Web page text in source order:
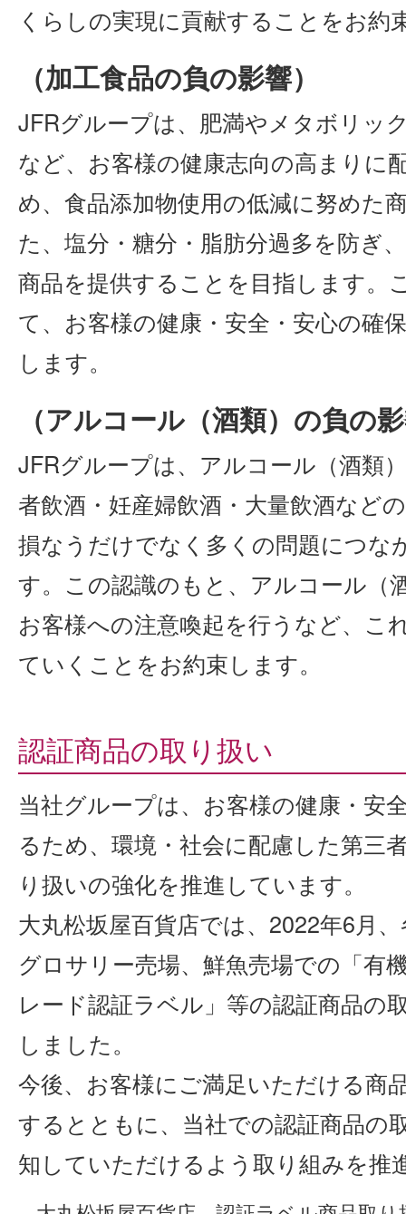
くらしの実現に貢献することをお約
（加工食品の負の影響）
JFRグループは、肥満やメタボリッ
など、お客様の健康志向の高まりに
め、食品添加物使用の低減に努めた
た、塩分・糖分・脂肪分過多を防ぎ
商品を提供することを目指します。
て、お客様の健康・安全・安心の確
します。
（アルコール（酒類）の負の
JFRグループは、アルコール（酒類
者飲酒・妊産婦飲酒・大量飲酒など
損なうだけでなく多くの問題につな
す。この認識のもと、アルコール（
お客様への注意喚起を行うなど、こ
ていくことをお約束します。
認証商品の取り扱い
当社グループは、お客様の健康・安
るため、環境・社会に配慮した第三
り扱いの強化を推進しています。
大丸松坂屋百貨店では、2022年6月
グロサリー売場、鮮魚売場での「有
レード認証ラベル」等の認証商品の
しました。
今後、お客様にご満足いただける商
するとともに、当社での認証商品の
知していただけるよう取り組みを推